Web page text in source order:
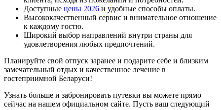
Доступные цены 2026 и удобные способы оплаты.
Высококачественный сервис и внимательное отношение
к каждому гостю.
Широкий выбор направлений внутри страны для
удовлетворения любых предпочтений.
Планируйте свой отпуск заранее и подарите себе и близким
замечательный отдых и качественное лечение в
гостеприимной Беларуси!
Узнать больше и забронировать путевки вы можете прямо
сейчас на нашем официальном сайте. Пусть ваш следующий